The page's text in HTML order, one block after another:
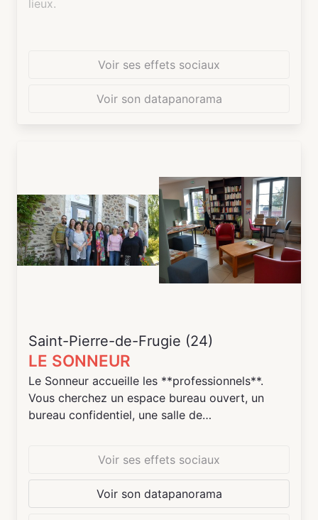
lieux.
Voir ses effets sociaux
Voir son datapanorama
Saint-Pierre-de-Frugie (24)
LE SONNEUR
Le Sonneur accueille les **professionnels**.
Vous cherchez un espace bureau ouvert, un
bureau confidentiel, une salle de
consultation? Vous trouverez tout cela chez
nous!
Voir ses effets sociaux
Voir son datapanorama